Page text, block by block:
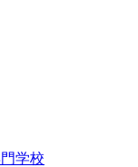
学校